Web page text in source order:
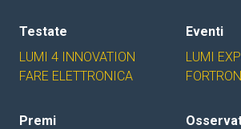
Testate
LUMI 4 INNOVATION
FARE ELETTRONICA
Eventi
LUMI
Premi